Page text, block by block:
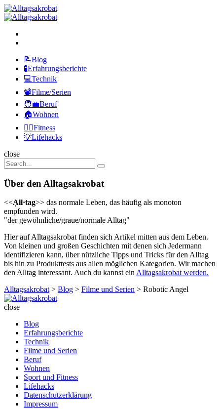
Menu
Search
Alltagsakrobat
Menu
📝Blog
🧪Erfahrungsberichte
💻Technik
📽️Filme/Serien
🧑‍💼Beruf
🏠Wohnen
🏃‍♀️Fitness
💡Lifehacks
Search
close
Search
for:
Search
Über den Alltagsakrobat
<<Ạll·tag>> das normale Leben, das häufig als monoton
empfunden wird.
"der gewöhnliche/graue/normale Alltag"
Hier auf Alltagsakrobat finden sich Artikel mitten aus dem Leben.
Von kleinen und großen Geschichten mit denen sich Jedermann
identifizieren kann, über nützliche Tipps und Tricks für den Alltag
bis hin zu Produkttests aus allen möglichen Kategorien. Wir machen
den Alltag interessant. Auch du kannst einAlltagsakrobat werden.
Alltagsakrobat> Blog > Filme und Serien > Robotic Angel
Alltagsakrobat
close
Blog
Erfahrungsberichte
Technik
Filme und Serien
Beruf
Wohnen
Sport und Fitness
Lifehacks
Datenschutzerklärung
Impressum